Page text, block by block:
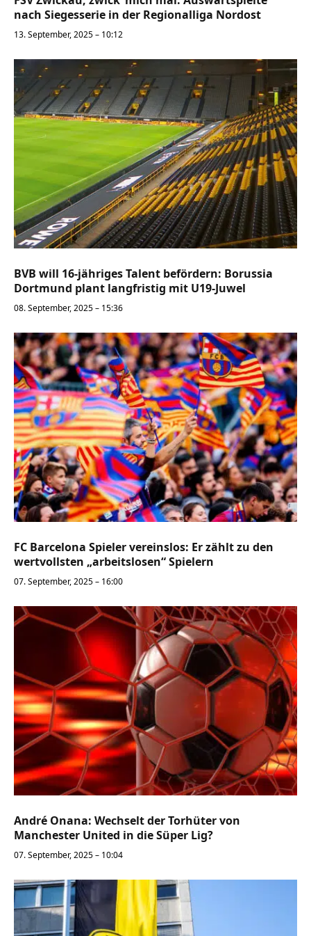
nach Siegesserie in der Regionalliga Nordost
13. September, 2025 – 10:12
BVB will 16-jähriges Talent befördern: Borussia
Dortmund plant langfristig mit U19-Juwel
08. September, 2025 – 15:36
FC Barcelona Spieler vereinslos: Er zählt zu den
wertvollsten „arbeitslosen“ Spielern
07. September, 2025 – 16:00
André Onana: Wechselt der Torhüter von
Manchester United in die Süper Lig?
07. September, 2025 – 10:04